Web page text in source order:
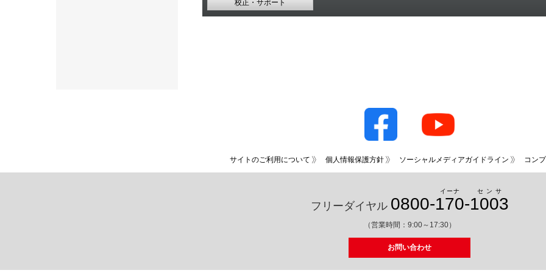
校正・サポート
サイトのご利用について 個人情報保護方針 ソーシャルメディアガイドライン コン
フリーダイヤル 0800-170
イーナ
-1003
センサ
（営業時間：9:00～17:30）
お問い合わせ